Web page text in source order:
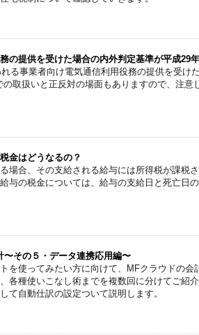
の提供を受けた場合の内外判定基準が平成29
る事業者向け電気通信利用役務の提供を受け
の取扱いと正反対の場面もありますので、注
金はどうなるの？
場合、その支給される給与には所得税が課税
与の税金については、給与の支給日と死亡日
その５・データ連携応用編〜
を使ってみたい方に向けて、MFクラウドの会
各種使いこなし術までを複数回に分けてご紹
て自動仕訳の設定ついて説明します。